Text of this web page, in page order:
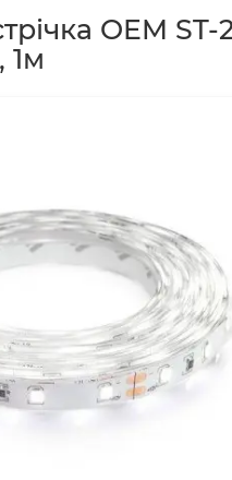
OEM
1м